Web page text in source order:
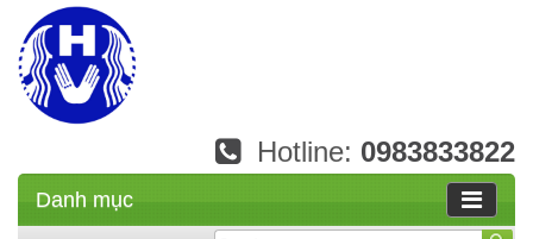
Hotline: 0983833822
Danh mục